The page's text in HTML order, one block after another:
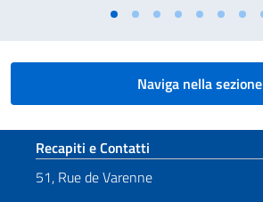
Naviga nella sezione
Sezione footer
Recapiti e Contatti
51, Rue de Varenne